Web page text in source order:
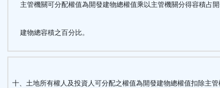
主管機關可分配權值為開發建物總權值乘以主管機關分得容積占
建物總容積之百分比。
十、土地所有權人及投資人可分配之權值為開發建物總權值扣除主